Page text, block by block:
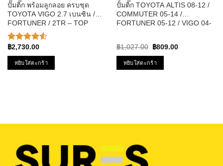
ปั๊มติ๊ก พร้อมลูกลอย ครบชุด
TOYOTA VIGO 2.7 เบนซิน /
FORTUNER / 2TR – TOP
PERFORMANCE JAPAN –
TPFT-991 – ปั้มติ๊ก วีโก้
ให้คะแนน
4.50
ตั้งแต่ 1-5
คะแนน
฿2,730.00
หยิบใส่ตะกร้า
ปั้มติ๊ก TOYOTA ALTIS 08-12 /
COMMUTER 05-14 /
FORTUNER 05-12 / VIGO 04-
PERFORMANCE JAPAN
฿1,027.00
Original
was:
฿1,027.00.
฿809.00Current
หยิบใส่ตะกร้า